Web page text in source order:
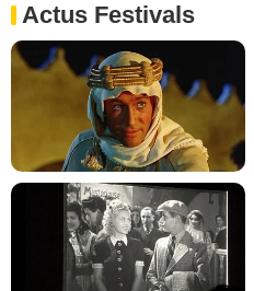
Actus Festivals